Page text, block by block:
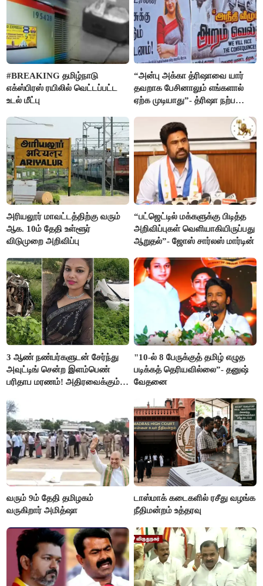
#BREAKING தமிழ்நாடு
எக்ஸ்பிரஸ் ரயிலில் வெட்டப்பட்ட
உடல் மீட்பு
“அன்பு அக்கா த்ரிஷாவை யார்
தவறாக பேசினாலும் எங்களால்
ஏற்க முடியாது”- த்ரிஷா நற்பணி
அரியலூர் மாவட்டத்திற்கு வரும்
ஆக. 10ம் தேதி உள்ளூர்
விடுமுறை அறிவிப்பு
“பட்ஜெட்டில் மக்களுக்கு பிடித்த
அறிவிப்புகள் வெளியாகியிருப்பது
ஆறுதல்”- ஜோஸ் சார்லஸ் மார்டின்
3 ஆண் நண்பர்களுடன் சேர்ந்து
அவுட்டிங் சென்ற இளம்பெண்
பரிதாப மரணம்! அதிரவைக்கும்
"10-ல் 8 பேருக்குத் தமிழ் எழுத
படிக்கத் தெரியவில்லை”- தனுஷ்
வேதனை
வரும் 9ம் தேதி தமிழகம்
வருகிறார் அமித்ஷா
டாஸ்மாக் கடைகளில் ரசீது வழங்க
நீதிமன்றம் உத்தரவு